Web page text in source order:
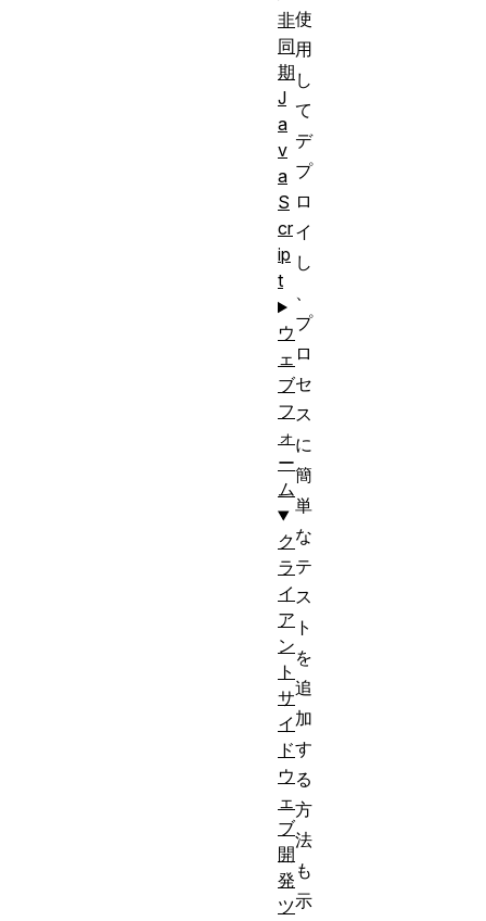
使
用
し
て
デ
プ
ロ
イ
し
プ
ロ
セ
ス
に
簡
単
な
テ
ス
ト
を
追
加
す
る
方
法
も
示
非
同
期
J
a
v
a
S
cr
ip
t
ウ
ェ
ブ
フ
ォ
ー
ム
ク
ラ
イ
ア
ン
ト
サ
イ
ド
ウ
ェ
ブ
開
発
ツ